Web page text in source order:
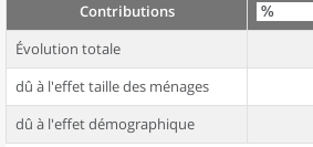
Contributions
Évolution totale
dû à l'effet taille des ménages
dû à l'effet démographique